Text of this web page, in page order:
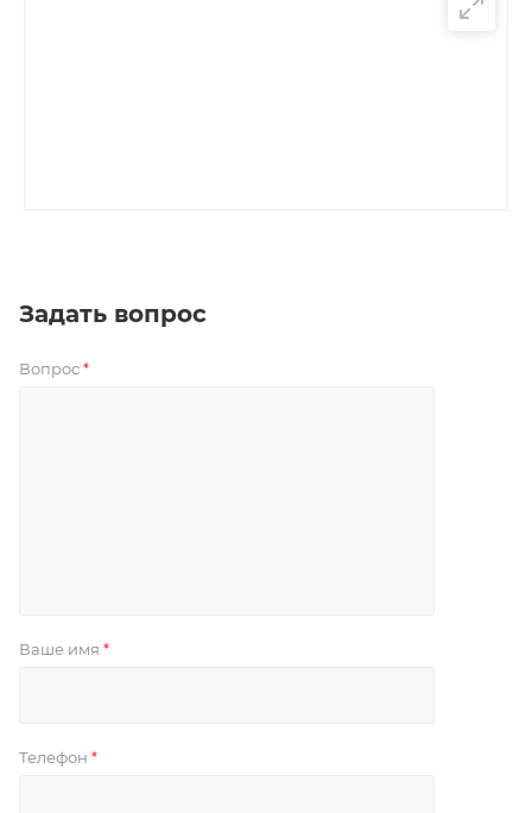
Задать вопрос
Вопрос *
Ваше имя *
Телефон *